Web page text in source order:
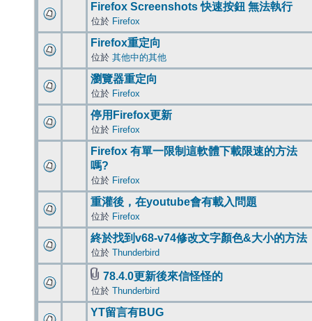
Firefox Screenshots 快速按鈕 無法執行
位於 Firefox
Firefox重定向
位於 其他中的其他
瀏覽器重定向
位於 Firefox
停用Firefox更新
位於 Firefox
Firefox 有單一限制這軟體下載限速的方法
嗎?
位於 Firefox
重灌後，在youtube會有載入問題
位於 Firefox
終於找到v68-v74修改文字顏色&大小的方法
位於 Thunderbird
78.4.0更新後來信怪怪的
位於 Thunderbird
YT留言有BUG